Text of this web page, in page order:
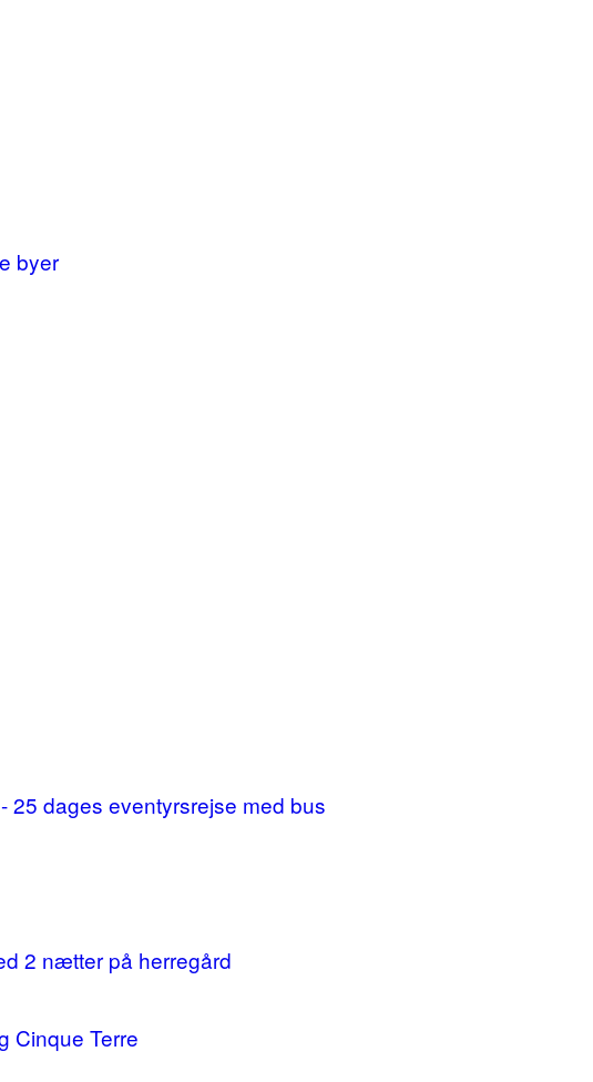
byer
25 dages eventyrsrejse med bus
2 nætter på herregård
Cinque Terre